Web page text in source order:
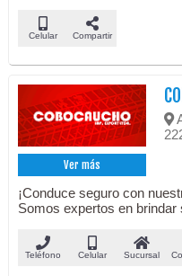
Celular Compartir
Ver más
¡Conduce seguro con
Somos expertos en
Teléfono Celular Sucursal